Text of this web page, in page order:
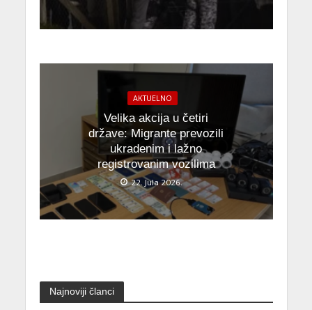
AKTUELNO
Velika akcija u četiri
države: Migrante prevozili
ukradenim i lažno
registrovanim vozilima
22. Jula 2026.
Najnoviji članci